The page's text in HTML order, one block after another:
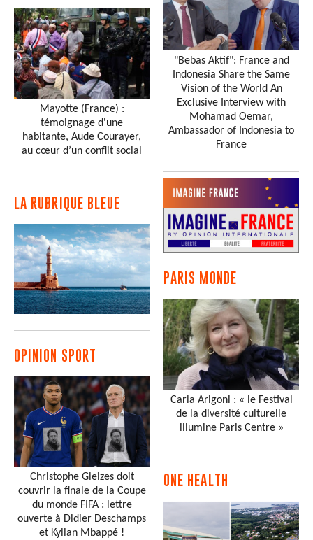
Mayotte (France) :
témoignage d'une
habitante, Aude Courayer,
au cœur d’un conflit social
LA RUBRIQUE BLEUE
OPINION SPORT
Christophe Gleizes doit
couvrir la finale de la Coupe
du monde FIFA : lettre
ouverte à Didier Deschamps
et Kylian Mbappé !
"Bebas Aktif": France and
Indonesia Share the Same
Vision of the World An
Exclusive Interview with
Mohamad Oemar,
Ambassador of Indonesia to
France
PARIS MONDE
Carla Arigoni : « le Festival
de la diversité culturelle
illumine Paris Centre »
ONE HEALTH